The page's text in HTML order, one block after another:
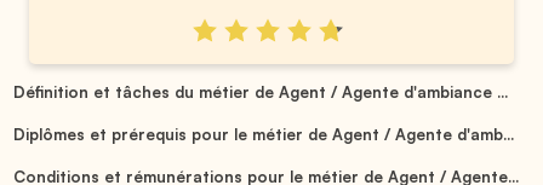
Définition et tâches du métier de Agent / Agente d'ambiance ...
Diplômes et prérequis pour le métier de Agent / Agente d'amb...
Conditions et rémunérations pour le métier de Agent / Agente...